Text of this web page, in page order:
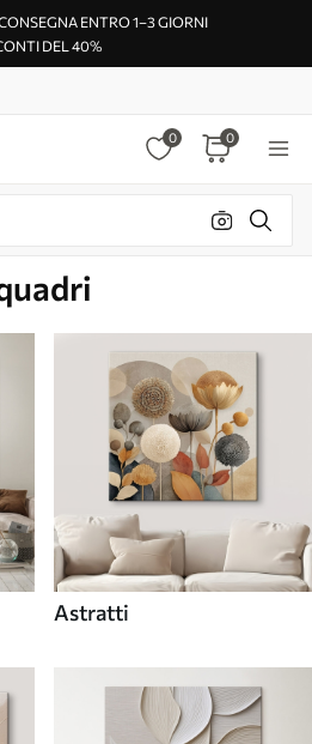
ENTRO 1–3 GIORNI
DEL 40%
0 0
Astratti